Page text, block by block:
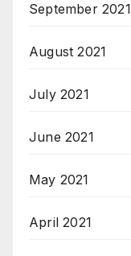
September 2021
August 2021
July 2021
June 2021
May 2021
April 2021